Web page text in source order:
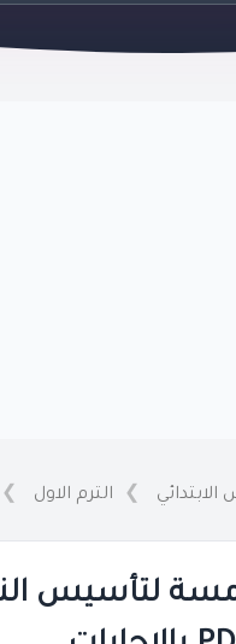
الترم الاول
لتأسيس